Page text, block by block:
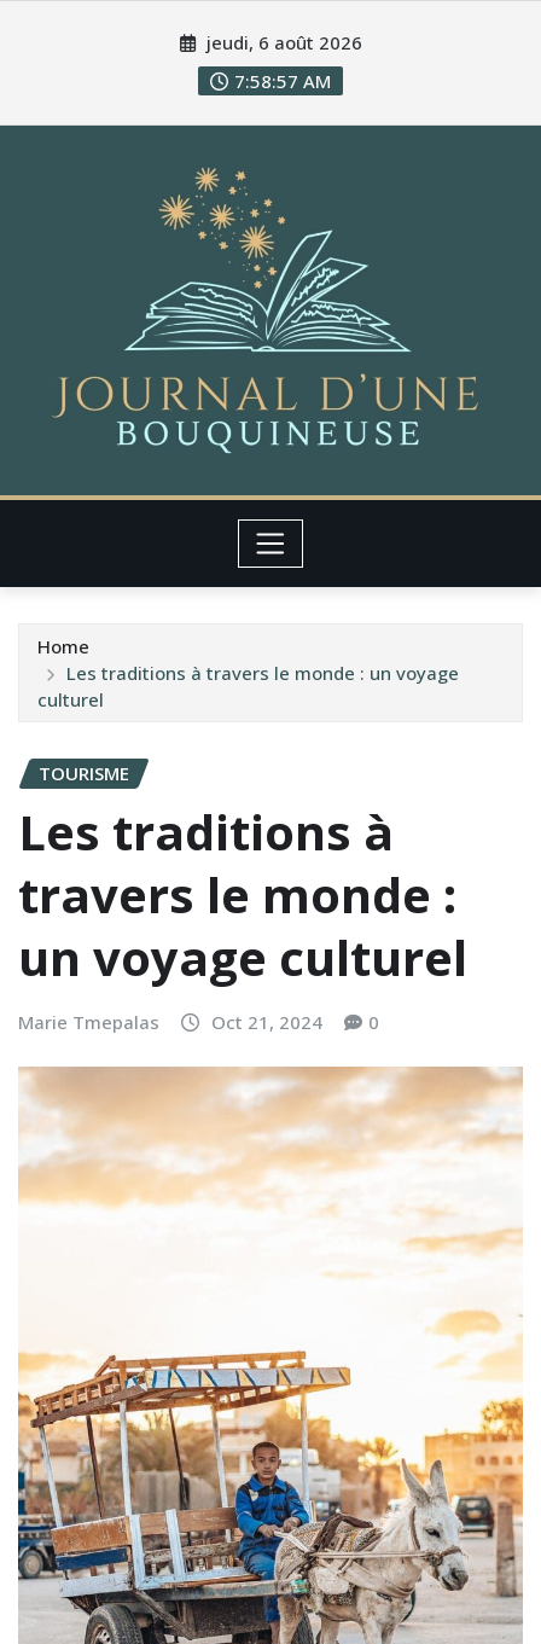
jeudi, 6 août 2026
7:58:59 AM
Home
Les traditions à travers le monde : un voyage
culturel
TOURISME
Les traditions à
travers le monde :
un voyage culturel
Marie Tmepalas Oct 21, 2024 0